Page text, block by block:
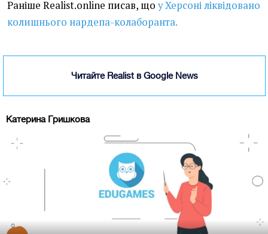
Раніше Realist.online писав, що у Херсоні ліквідовано
колишнього нардепа-колаборанта.
Читайте Realist в Google News
Катерина Гришкова